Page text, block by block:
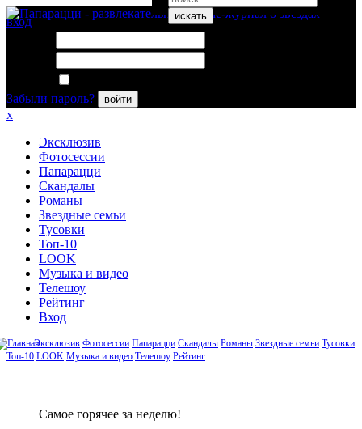
искать
вход
Забыли пароль?
войти
x
Эксклюзив
Фотосессии
Папарацци
Скандалы
Романы
Звездные семьи
Тусовки
Топ-10
LOOK
Музыка и видео
Телешоу
Рейтинг
Вход
Эксклюзив Фотосессии Папарацци Скандалы Романы Звездные семьи Тусовки
Топ-10 LOOK Музыка и видео Телешоу Рейтинг
Сaмое гoрячее за неделю!